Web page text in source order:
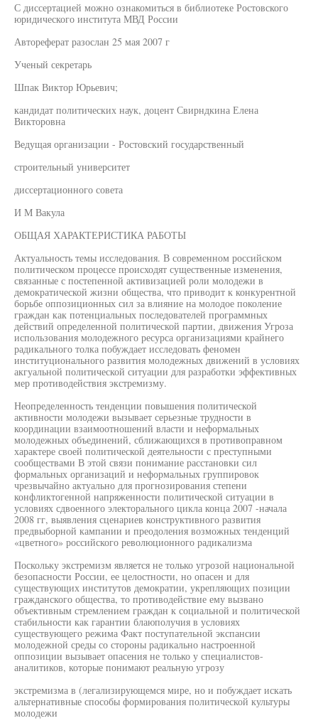
С диссертацией можно ознакомиться в библиотеке Ростовского
юридического института МВД России
Автореферат разослан 25 мая 2007 г
Ученый секретарь
Шпак Виктор Юрьевич;
кандидат политических наук, доцент Свирндкина Елена
Викторовна
Ведущая организации - Ростовский государственный
строительный университет
диссертационного совета
И М Вакула
ОБЩАЯ ХАРАКТЕРИСТИКА РАБОТЫ
Актуальность темы исследования. В современном российском
политическом процессе происходят существенные изменения,
связанные с постепенной активизацией роли молодежи в
демократической жизни общества, что приводит к конкурентной
борьбе оппозиционных сил за влияние на молодое поколение
граждан как потенциальных последователей программных
действий определенной политической партии, движения Угроза
использования молодежного ресурса организациями крайнего
радикального толка побуждает исследовать феномен
институционального развития молодежных движений в условиях
акгуальной политической ситуации для разработки эффективных
мер противодействия экстремизму.
Неопределенность тенденции повышения политической
активности молодежи вызывает серьезные трудности в
координации взаимоотношений власти и неформальных
молодежных объединений, сближающихся в противоправном
характере своей политической деятельности с преступными
сообществами В этой связи понимание расстановки сил
формальных организаций и неформальных группировок
чрезвычайно актуально для прогнозирования степени
конфликтогенной напряженности политической ситуации в
условиях сдвоенного электорального цикла конца 2007 -начала
2008 гг, выявления сценариев конструктивного развития
предвыборной кампании и преодоления возможных тенденций
«цветного» российского революционного радикализма
Поскольку экстремизм является не только угрозой национальной
безопасности России, ее целостности, но опасен и для
существующих институтов демократии, укрепляющих позиции
гражданского общества, то противодействие ему вызвано
объективным стремлением граждан к социальной и политической
стабильности как гарантии блаюполучия в условиях
существующего режима Факт поступательной экспансии
молодежной среды со стороны радикально настроенной
оппозиции вызывает опасения не только у специалистов-
аналитиков, которые понимают реальную угрозу
экстремизма в (легализирующемся мире, но и побуждает искать
альтернативные способы формирования политической культуры
молодежи